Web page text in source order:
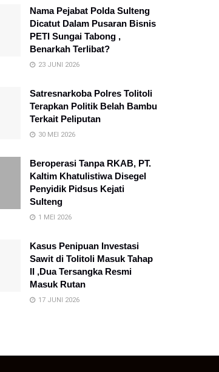
Nama Pejabat Polda Sulteng
Dicatut Dalam Pusaran Bisnis
PETI Sungai Tabong ,
Benarkah Terlibat?
23 JUNI 2026
Satresnarkoba Polres Tolitoli
Terapkan Politik Belah Bambu
Terkait Peliputan
30 MEI 2026
Beroperasi Tanpa RKAB, PT.
Kaltim Khatulistiwa Disegel
Penyidik Pidsus Kejati
Sulteng
1 MEI 2026
Kasus Penipuan Investasi
Sawit di Tolitoli Masuk Tahap
II ,Dua Tersangka Resmi
Masuk Rutan
17 JUNI 2026